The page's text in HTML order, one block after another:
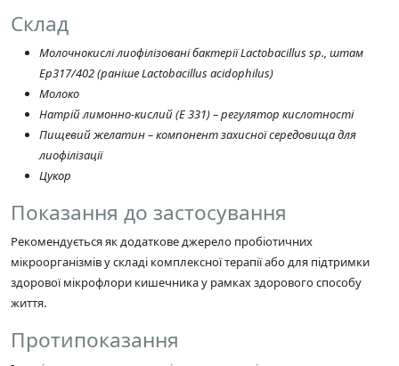
Склад
Молочнокислі лиофілізовані бактерії Lactobacillus sp., штам
Ер317/402 (раніше Lactobacillus acidophilus)
Молоко
Натрій лимонно-кислий (Е 331) – регулятор кислотності
Пищевий желатин – компонент захисної середовища для
лиофілізації
Цукор
Показання до застосування
Рекомендується як додаткове джерело пробіотичних
мікроорганізмів у складі комплексної терапії або для підтримки
здорової мікрофлори кишечника у рамках здорового способу
життя.
Протипоказання